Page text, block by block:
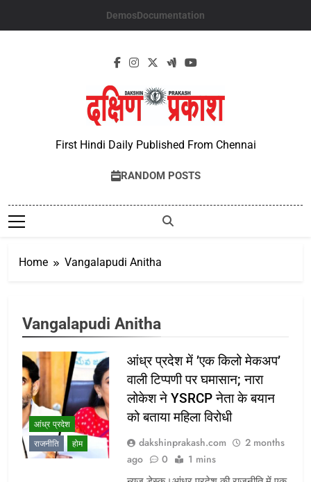
DemosDocumentation
First Hindi Daily Published From Chennai
RANDOM POSTS
Home Vangalapudi Anitha
Vangalapudi Anitha
आंध्र प्रदेश
राजनीति
होम
आंध्र प्रदेश में ’एक किलो मेकअप’
वाली टिप्पणी पर घमासान; नारा
लोकेश ने YSRCP नेता के बयान
को बताया महिला विरोधी
dakshinprakash.com
2 months
ago
0 1 mins